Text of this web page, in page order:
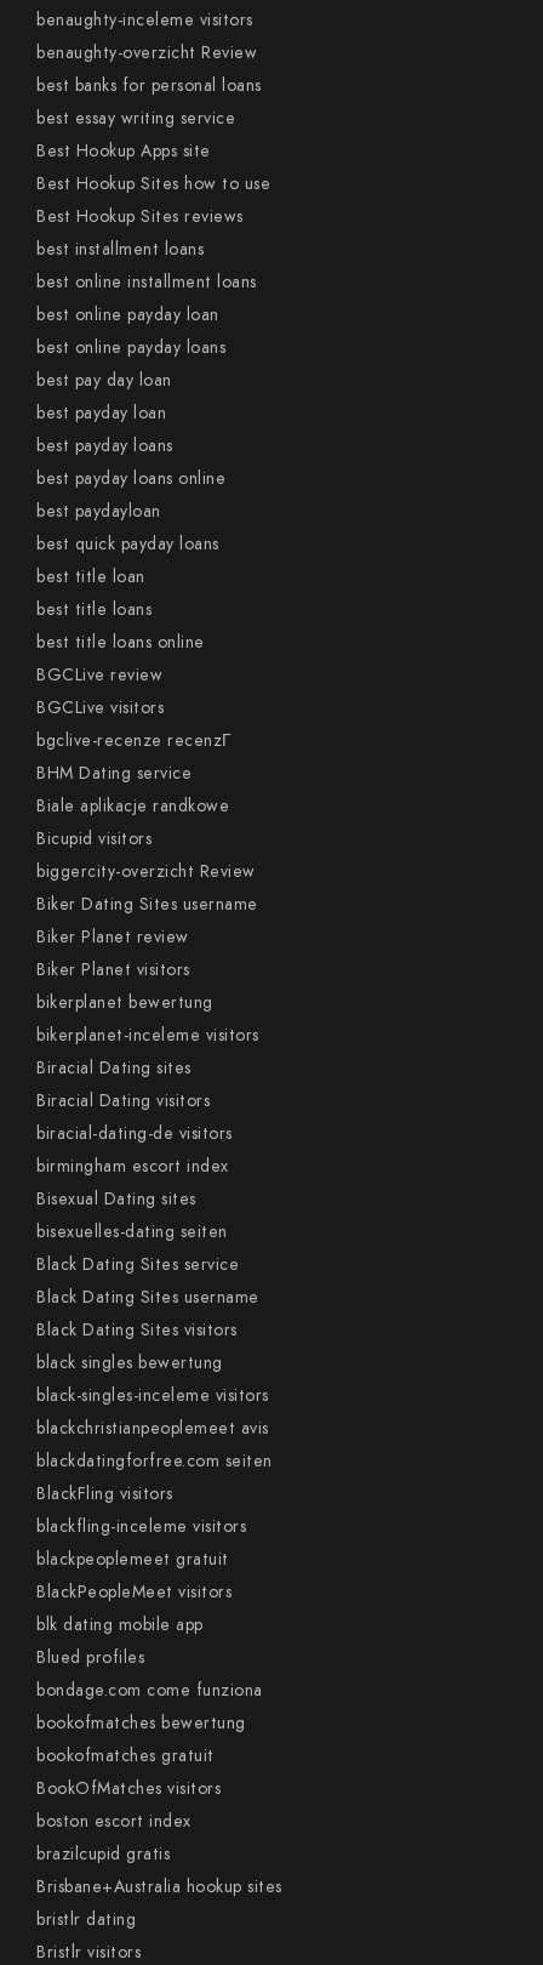
benaughty-inceleme visitors
benaughty-overzicht Review
best banks for personal loans
best essay writing service
Best Hookup Apps site
Best Hookup Sites how to use
Best Hookup Sites reviews
best installment loans
best online installment loans
best online payday loan
best online payday loans
best pay day loan
best payday loan
best payday loans
best payday loans online
best paydayloan
best quick payday loans
best title loan
best title loans
best title loans online
BGCLive review
BGCLive visitors
bgclive-recenze recenzГ­
BHM Dating service
Biale aplikacje randkowe
Bicupid visitors
biggercity-overzicht Review
Biker Dating Sites username
Biker Planet review
Biker Planet visitors
bikerplanet bewertung
bikerplanet-inceleme visitors
Biracial Dating sites
Biracial Dating visitors
biracial-dating-de visitors
birmingham escort index
Bisexual Dating sites
bisexuelles-dating seiten
Black Dating Sites service
Black Dating Sites username
Black Dating Sites visitors
black singles bewertung
black-singles-inceleme visitors
blackchristianpeoplemeet avis
blackdatingforfree.com seiten
BlackFling visitors
blackfling-inceleme visitors
blackpeoplemeet gratuit
BlackPeopleMeet visitors
blk dating mobile app
Blued profiles
bondage.com come funziona
bookofmatches bewertung
bookofmatches gratuit
BookOfMatches visitors
boston escort index
brazilcupid gratis
Brisbane+Australia hookup sites
bristlr dating
Bristlr visitors